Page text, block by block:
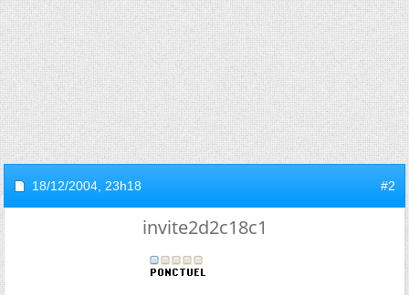
18/12/2004, 23h18 #2
invite2d2c18c1